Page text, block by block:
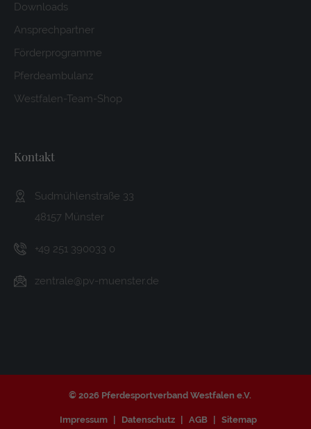
Downloads
Ansprechpartner
Förderprogramme
Pferdeambulanz
Westfalen-Team-Shop
Kontakt
Sudmühlenstraße 33
48157 Münster
+49 251 390033 0
zentrale@pv-muenster.de
© 2026 Pferdesportverband Westfalen e.V.
Impressum Datenschutz AGB Sitemap